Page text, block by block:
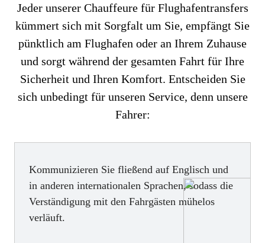
Jeder unserer Chauffeure für Flughafentransfers
kümmert sich mit Sorgfalt um Sie, empfängt Sie
pünktlich am Flughafen oder an Ihrem Zuhause
und sorgt während der gesamten Fahrt für Ihre
Sicherheit und Ihren Komfort. Entscheiden Sie
sich unbedingt für unseren Service, denn unsere
Fahrer:
Kommunizieren Sie fließend auf Englisch und
in anderen internationalen Sprachen, sodass die
Verständigung mit den Fahrgästen mühelos
verläuft.